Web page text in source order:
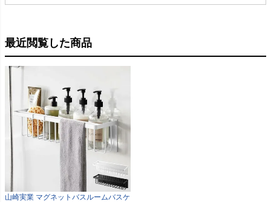
最近閲覧した商品
山崎実業 マグネットバスルームバスケ